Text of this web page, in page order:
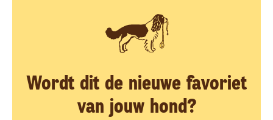
Wordt dit de nieuwe favoriet
van jouw hond?